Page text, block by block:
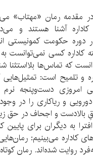
مقدمه رمان «مهتاب»
کاداره آشنا هستند و
دوره حکومت کمونیستی
کاداره کسی
که تماس‌ها
و تلمیح است:
امروزی دست‌وپنجه نرم
و ریاکاری را در
بالادست و اجحاف در
به دیگران برای
کاداره می‌بینیم:
روایت شده‌اند. رمان